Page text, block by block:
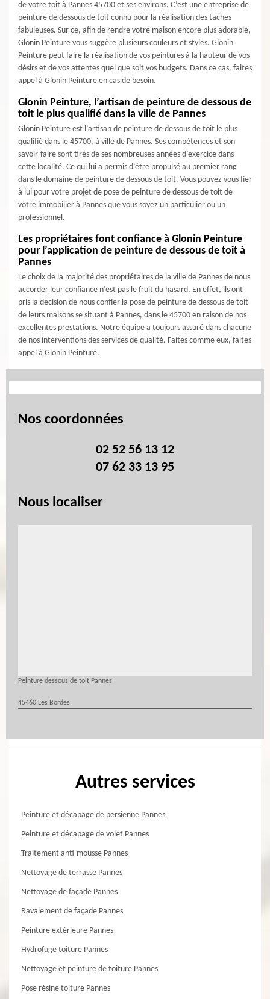
de votre toit à Pannes 45700 et ses environs. C’est une entreprise de
peinture de dessous de toit connu pour la réalisation des taches
fabuleuses. Sur ce, afin de rendre votre maison encore plus adorable,
Glonin Peinture vous suggère plusieurs couleurs et styles. Glonin
Peinture peut faire la réalisation de vos peintures à la hauteur de vos
désirs et de vos attentes quel que soit vos budgets. Dans ce cas, faites
appel à Glonin Peinture en cas de besoin.
Glonin Peinture, l’artisan de peinture de dessous de
toit le plus qualifié dans la ville de Pannes
Glonin Peinture est l’artisan de peinture de dessous de toit le plus
qualifié dans le 45700, à ville de Pannes. Ses compétences et son
savoir-faire sont tirés de ses nombreuses années d’exercice dans
cette localité. Ce qui lui a permis d’être propulsé au premier rang
dans le domaine de peinture de dessous de toit. Vous pouvez vous fier
à lui pour votre projet de pose de peinture de dessous de toit de
votre immobilier à Pannes que vous soyez un particulier ou un
professionnel.
Les propriétaires font confiance à Glonin Peinture
pour l’application de peinture de dessous de toit à
Pannes
Le choix de la majorité des propriétaires de la ville de Pannes de nous
accorder leur confiance n’est pas le fruit du hasard. En effet, ils ont
pris la décision de nous confier la pose de peinture de dessous de toit
de leurs maisons se situant à Pannes, dans le 45700 en raison de nos
excellentes prestations. Notre équipe a toujours assuré dans chacune
de nos interventions des services de qualité. Faites comme eux, faites
appel à Glonin Peinture.
Nos coordonnées
02 52 56 13 12
07 62 33 13 95
Nous localiser
Peinture dessous de toit Pannes
45460 Les Bordes
Autres services
Peinture et décapage de persienne Pannes
Peinture et décapage de volet Pannes
Traitement anti-mousse Pannes
Nettoyage de terrasse Pannes
Nettoyage de façade Pannes
Ravalement de façade Pannes
Peinture extérieure Pannes
Hydrofuge toiture Pannes
Nettoyage et peinture de toiture Pannes
Pose résine toiture Pannes